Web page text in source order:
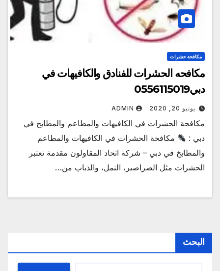
مكافحة حشرات
مكافحه الحشرات للفنادق والكافيهات في
دبي0556115019
يونيو 20, 2020 ADMIN
مكافحة الحشرات في الكافيهات والمطاعم والمطابخ في
دبي :
مكافحة الحشرات في الكافيهات والمطاعم
والمطابخ في دبي – شركة اتحاد المقاولون مقدمة تعتبر
الحشرات مثل الصراصير، النمل، والذباب من…
البحث